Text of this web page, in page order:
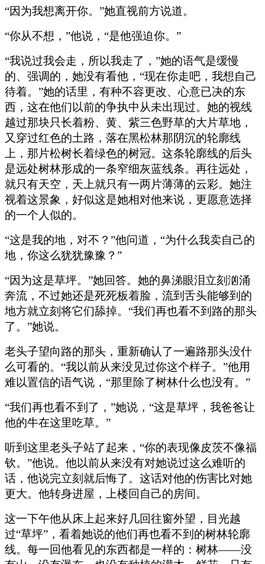
“因为我想离开你。”她直视前方说道。
“你从不想，”他说，“是他强迫你。”
“我说过我会走，所以我走了，”她的语气是缓慢
的、强调的，她没有看他，“现在你走吧，我想自己
待着。”她的话里，有种不容更改、心意已决的东
西，这在他们以前的争执中从未出现过。她的视线
越过那块只长着粉、黄、紫三色野草的大片草地，
又穿过红色的土路，落在黑松林那阴沉的轮廓线
上，那片松树长着绿色的树冠。这条轮廓线的后头
是远处树林形成的一条窄细灰蓝线条。再往远处，
就只有天空，天上就只有一两片薄薄的云彩。她注
视着这景象，好似这是她相对他来说，更愿意选择
的一个人似的。
“这是我的地，对不？”他问道，“为什么我卖自己的
地，你这么犹犹豫豫？”
“因为这是草坪。”她回答。她的鼻涕眼泪立刻汹涌
奔流，不过她还是死死板着脸，流到舌头能够到的
地方就立刻将它们舔掉。“我们再也看不到路的那头
了。”她说。
老头子望向路的那头，重新确认了一遍路那头没什
么可看的。“我以前从来没见过你这个样子。”他用
难以置信的语气说，“那里除了树林什么也没有。”
“我们再也看不到了，”她说，“这是草坪，我爸爸让
他的牛在这里吃草。”
听到这里老头子站了起来，“你的表现像皮茨不像福
钦。”他说。他以前从来没有对她说过这么难听的
话，他说完立刻就后悔了。这话对他的伤害比对她
更大。他转身进屋，上楼回自己的房间。
这一下午他从床上起来好几回往窗外望，目光越
过“草坪”，看着她说的他们再也看不到的树林轮廓
线。每一回他看见的东西都是一样的：树林——没